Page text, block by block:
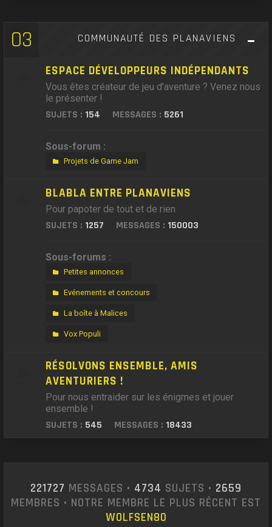
03 COMMUNAUTÉ DES PLANAVIENS
ESPACE DÉVELOPPEURS INDÉPENDANTS
Vous êtes créateur de jeu d'aventure ? Venez nous
le présenter !
SUJETS : 154 MESSAGES : 5261
Sous-forum :
Projets de Game Jam
BLABLA ENTRE PLANAVIENS
Pour papoter de tout et de rien
SUJETS : 1257 MESSAGES : 150003
Sous-forums :
Petites annonces
Evénements et concours
La boîte à Malices
Vox Populi
RÉSOLVONS ENSEMBLE, AMIS
AVENTURIERS !
Pour nous entraider sur les énigmes et jouer
ensemble !
SUJETS : 545 MESSAGES : 18433
221727 MESSAGES • 4734 SUJETS • 2659
MEMBRES • NOTRE MEMBRE LE PLUS RÉCENT EST
WOLFSEN80